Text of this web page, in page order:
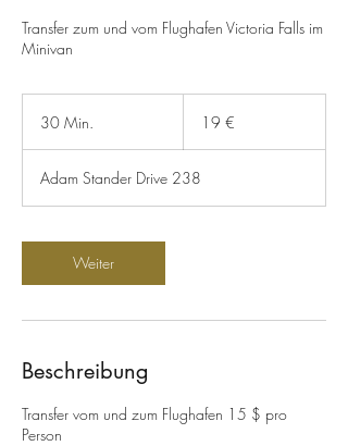
Transfer zum und vom Flughafen Victoria Falls im
Minivan
30 Min.
i
n
19 €
Adam Stander Drive 238
Weiter
Beschreibung
Transfer vom und zum Flughafen 15 $ pro
Person